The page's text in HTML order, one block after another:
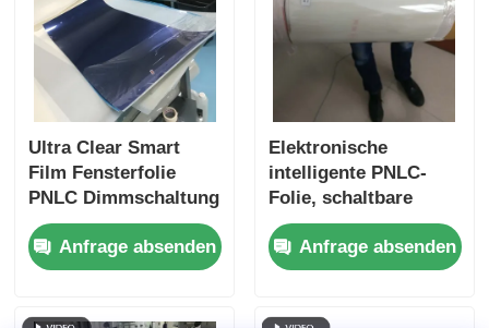
Ultra Clear Smart
Film Fensterfolie
PNLC Dimmschaltung
Schaltbare
Sichtschutzfolie
Anfrage absenden
Elektronische
intelligente PNLC-
Folie, schaltbare
Smart-Folie, IR-
Schutz, einfache
Installation
Anfrage absenden